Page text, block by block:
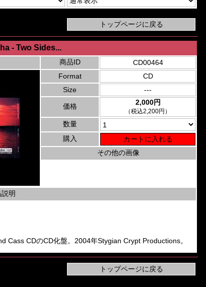
- Two Sides...
商品ID
CD00464
Format
CD
Size
---
価格 2,000円
（税込2,200円）
数量
購入
その他の画像
明
Cass CDのCD化盤。2004年Stygian Crypt Productions。